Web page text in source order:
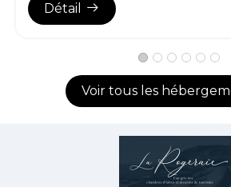
Détail
Voir tous les